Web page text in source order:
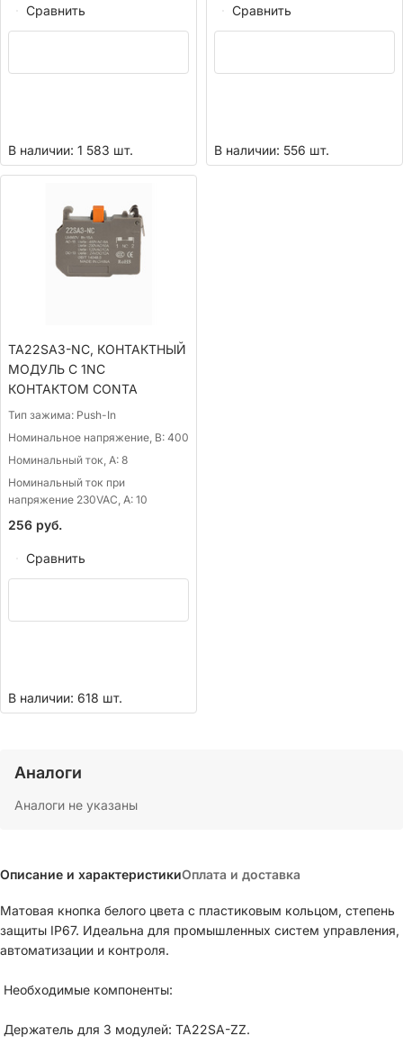
Сравнить
В наличии: 1 583 шт.
Сравнить
В наличии: 556 шт.
TA22SA3-NC, КОНТАКТНЫЙ
МОДУЛЬ С 1NC
КОНТАКТОМ CONTA
Тип зажима: Push-In
Номинальное напряжение, В: 400
Номинальный ток, А: 8
Номинальный ток при
напряжение 230VAC, А: 10
256 руб.
Сравнить
В наличии: 618 шт.
Аналоги
Аналоги не указаны
Описание и характеристикиОплата и доставка
Матовая кнопка белого цвета с пластиковым кольцом, степень
защиты IP67. Идеальна для промышленных систем управления,
автоматизации и контроля.
Необходимые компоненты:
Держатель для 3 модулей: TA22SA-ZZ.